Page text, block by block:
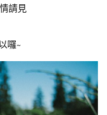
請見
囉~